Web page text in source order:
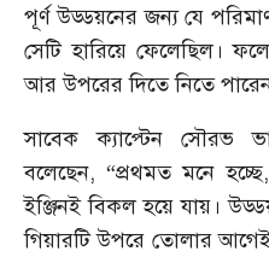
পূর্ণ উড্ডয়নের জন্য যে
সেটি হারিয়ে ফেলেছিল।
আর উপরের দিতে নিতে
সাবেক ক্যাপ্টেন সৌরভ
বলেছেন, “প্রথমত মনে
ইঞ্জিনই বিকল হয়ে যায়।
গিয়ারটি উপরে তোলার আগেই